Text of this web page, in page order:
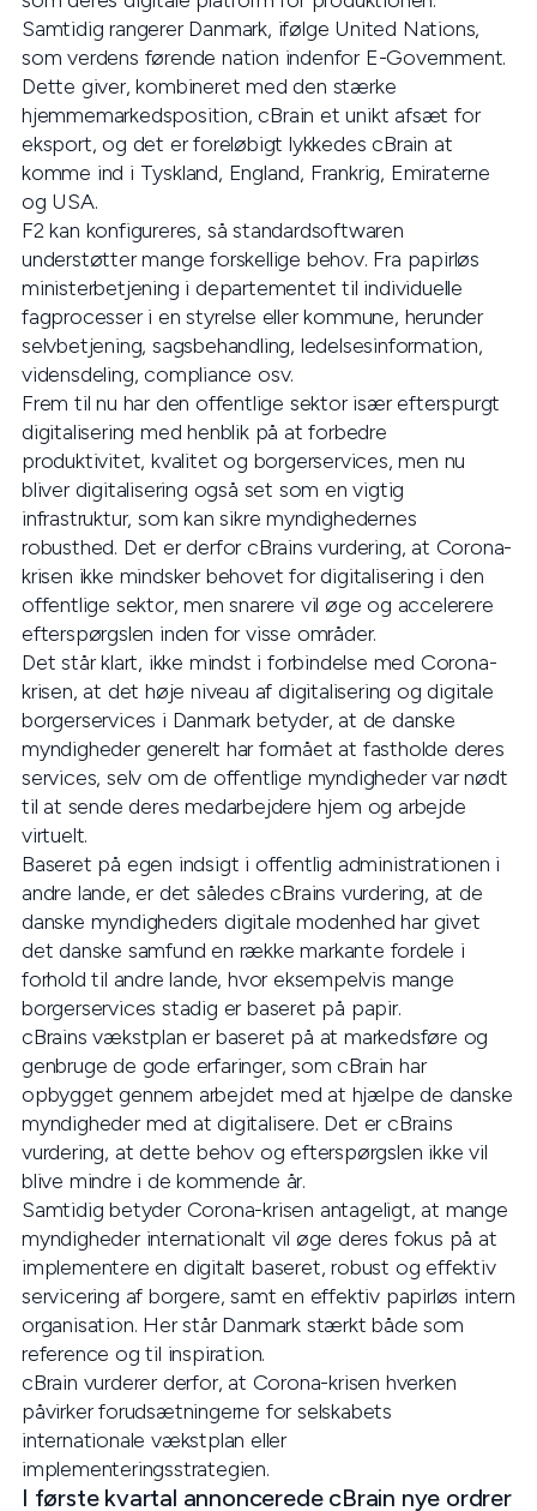
Samtidig rangerer Danmark, ifølge United Nations,
som verdens førende nation indenfor E-Government.
Dette giver, kombineret med den stærke
hjemmemarkedsposition, cBrain et unikt afsæt for
eksport, og det er foreløbigt lykkedes cBrain at
komme ind i Tyskland, England, Frankrig, Emiraterne
og USA.
F2 kan konfigureres, så standardsoftwaren
understøtter mange forskellige behov. Fra papirløs
ministerbetjening i departementet til individuelle
fagprocesser i en styrelse eller kommune, herunder
selvbetjening, sagsbehandling, ledelsesinformation,
vidensdeling, compliance osv.
Frem til nu har den offentlige sektor især efterspurgt
digitalisering med henblik på at forbedre
produktivitet, kvalitet og borgerservices, men nu
bliver digitalisering også set som en vigtig
infrastruktur, som kan sikre myndighedernes
robusthed. Det er derfor cBrains vurdering, at Corona-
krisen ikke mindsker behovet for digitalisering i den
offentlige sektor, men snarere vil øge og accelerere
efterspørgslen inden for visse områder.
Det står klart, ikke mindst i forbindelse med Corona-
krisen, at det høje niveau af digitalisering og digitale
borgerservices i Danmark betyder, at de danske
myndigheder generelt har formået at fastholde deres
services, selv om de offentlige myndigheder var nødt
til at sende deres medarbejdere hjem og arbejde
virtuelt.
Baseret på egen indsigt i offentlig administrationen i
andre lande, er det således cBrains vurdering, at de
danske myndigheders digitale modenhed har givet
det danske samfund en række markante fordele i
forhold til andre lande, hvor eksempelvis mange
borgerservices stadig er baseret på papir.
cBrains vækstplan er baseret på at markedsføre og
genbruge de gode erfaringer, som cBrain har
opbygget gennem arbejdet med at hjælpe de danske
myndigheder med at digitalisere. Det er cBrains
vurdering, at dette behov og efterspørgslen ikke vil
blive mindre i de kommende år.
Samtidig betyder Corona-krisen antageligt, at mange
myndigheder internationalt vil øge deres fokus på at
implementere en digitalt baseret, robust og effektiv
servicering af borgere, samt en effektiv papirløs intern
organisation. Her står Danmark stærkt både som
reference og til inspiration.
cBrain vurderer derfor, at Corona-krisen hverken
påvirker forudsætningerne for selskabets
internationale vækstplan eller
implementeringsstrategien.
I første kvartal annoncerede cBrain nye ordrer